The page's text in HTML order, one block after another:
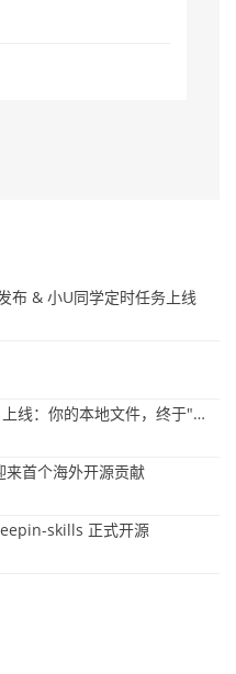
布 & 小U同学定时任务上线
重磅更新！小U同学「全局知识库」上线：你的本地文件，终于"活"起来了
来首个海外开源贡献
skills 正式开源